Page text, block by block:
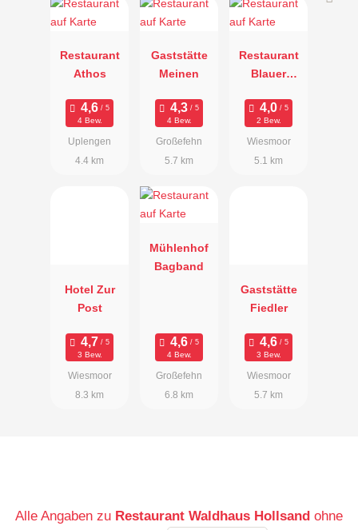
Restaurant
Athos
4 Bew.
Uplengen
4.4 km
Gaststätte
Meinen
4 Bew.
Großefehn
5.7 km
Restaurant
Blauer
2 Bew.
Wiesmoor
5.1 km
Hotel Zur
Post
3 Bew.
Wiesmoor
8.3 km
Mühlenhof
Bagband
4 Bew.
Großefehn
6.8 km
Gaststätte
Fiedler
3 Bew.
Wiesmoor
5.7 km
Alle Angaben zu Restaurant Waldhaus Hollsand ohne